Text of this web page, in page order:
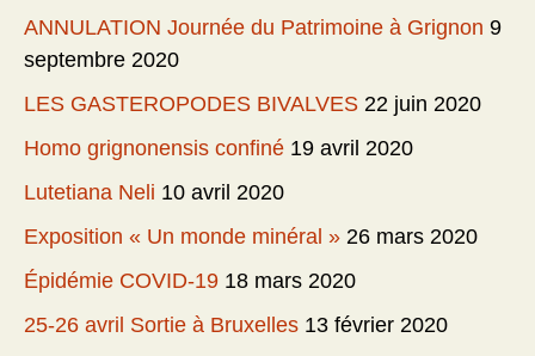
ANNULATION Journée du Patrimoine à Grignon 9
septembre 2020
LES GASTEROPODES BIVALVES 22 juin 2020
Homo grignonensis confiné 19 avril 2020
Lutetiana Neli 10 avril 2020
Exposition « Un monde minéral » 26 mars 2020
Épidémie COVID-19 18 mars 2020
25-26 avril Sortie à Bruxelles 13 février 2020